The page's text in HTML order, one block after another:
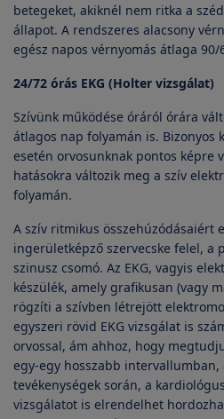
betegeket, akiknél nem ritka a
állapot. A rendszeres alacsony
egész napos vérnyomás átlaga 90/
24/72 órás EKG (Holter vizsgálat)
Szívünk működése óráról órára
átlagos nap folyamán is. Bizonyos
esetén orvosunknak pontos képre
hatásokra változik meg a szív
folyamán.
A szív ritmikus összehúzódásaiért
ingerületképző szervecske felel, a
szinusz csomó. Az EKG, vagyis
készülék, amely grafikusan (vagy
rögzíti a szívben létrejött
egyszeri rövid EKG vizsgálat is
orvossal, ám ahhoz, hogy
egy-egy hosszabb
tevékenységek során, a
vizsgálatot is elrendelhet